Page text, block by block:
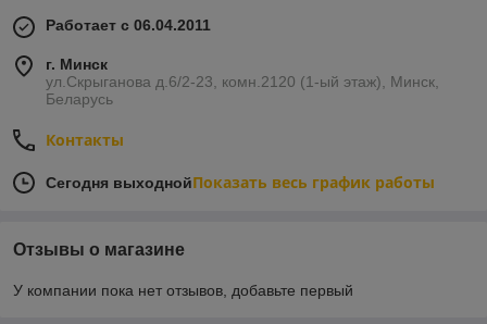
Работает с 06.04.2011
г. Минск
ул.Скрыганова д.6/2-23, комн.2120 (1-ый этаж), Минск,
Беларусь
Контакты
Сегодня выходнойПоказать весь график работы
Отзывы о магазине
У компании пока нет отзывов, добавьте первый